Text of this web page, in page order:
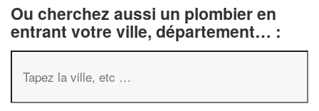
Ou cherchez aussi un plombier en
entrant votre ville, département… :